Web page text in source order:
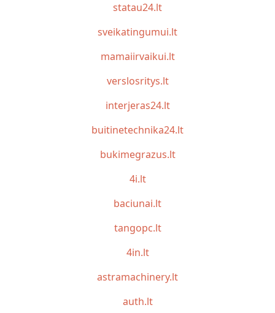
statau24.lt
sveikatingumui.lt
mamaiirvaikui.lt
verslosritys.lt
interjeras24.lt
buitinetechnika24.lt
bukimegrazus.lt
4i.lt
baciunai.lt
tangopc.lt
4in.lt
astramachinery.lt
auth.lt